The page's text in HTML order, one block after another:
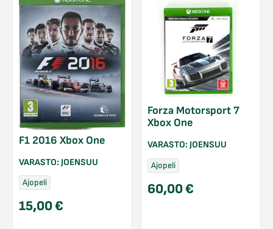
F1 2016 Xbox One
VARASTO: JOENSUU
Ajopeli
15,00€
Forza Motorsport 7
Xbox One
VARASTO: JOENSUU
Ajopeli
60,00€